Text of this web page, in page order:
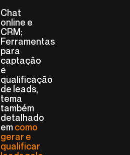
Chat
online e
CRM;
Ferramentas
para
captação
e
qualificação
de leads,
tema
também
detalhado
emcomo
gerar e
qualificar